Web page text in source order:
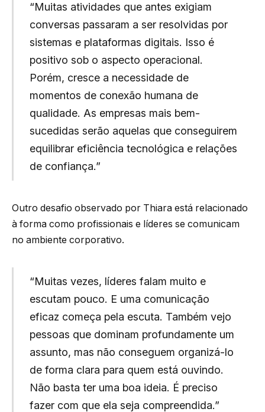
“Muitas atividades que antes exigiam
conversas passaram a ser resolvidas por
sistemas e plataformas digitais. Isso é
positivo sob o aspecto operacional.
Porém, cresce a necessidade de
momentos de conexão humana de
qualidade. As empresas mais bem-
sucedidas serão aquelas que conseguirem
equilibrar eficiência tecnológica e relações
de confiança.”
Outro desafio observado por Thiara está relacionado
à forma como profissionais e líderes se comunicam
no ambiente corporativo.
“Muitas vezes, líderes falam muito e
escutam pouco. E uma comunicação
eficaz começa pela escuta. Também vejo
pessoas que dominam profundamente um
assunto, mas não conseguem organizá-lo
de forma clara para quem está ouvindo.
Não basta ter uma boa ideia. É preciso
fazer com que ela seja compreendida.”